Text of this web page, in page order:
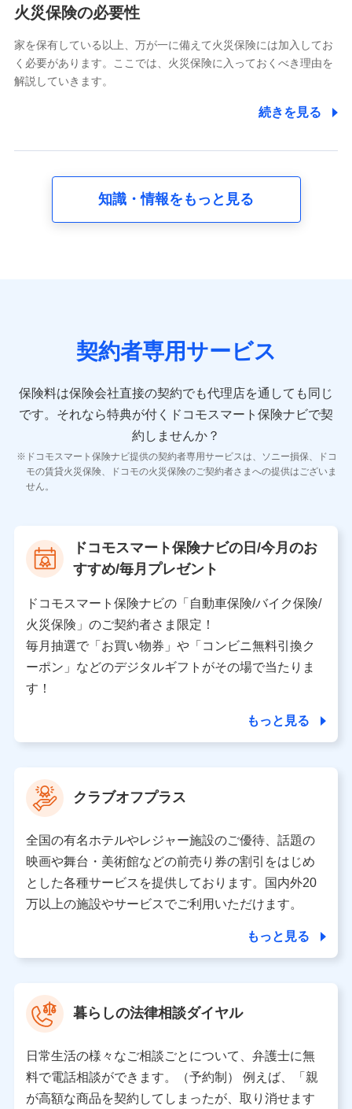
電話対応の品質向上およびお問合せ内容の正確な把握のため
6.採用応募者の個人情報
採用選考および入社手続を実施するため
8.取引先個人情報
取引先としての選定業務、営業情報の提供業務、契約締結手
10.受託業務の 個人情報
11.マイカー通勤管理クラウド並びに法人向けASPサー
ビスに関してのお問い合わせ情報
各種お問い合わせに対応するため
当社のサービスに関する情報提供や、皆様に有用なお知らせ
をお送りするため
当社の対応品質向上やお問い合わせ内容の正確な把握のため
個人情報保護管理者の職名、連絡先
〒103-0013 東京都中央区日本橋人形町2-14-10 アー
バンネット日本橋ビル 3F
株式会社ドコモ・インシュアランス
個人情報の第三者提供について
当社は利用目的の達成に必要な範囲内において個人情報
の取り扱いの全部または一部を委託する場合がありま
す。
個人データの共同利用
当社は株式会社NTTドコモとの間で、以下のとおり個
人データを共同利用します。
氏名、電話番号、メールアドレス、お客さまの識別子、属
性、連絡先、dポイントサービスのご利用に関する情報。例
として、dポイントカード番号、性別、年齢、家族構成、住
所、dポイント残高、dポイント利用履歴などが含まれます。
利用情報
当社又は株式会社NTTドコモが提供する各種サービスなどの
ご契約・ご利用などに関する情報。例として、当社又は株式
火災保険の必要性
家を保有している以上、万が一に備えて火災保険には加入してお
く必要があります。ここでは、火災保険に入っておくべき理由を
解説していきます。
続きを見る
知識・情報をもっと見る
契約者専用サービス
保険料は保険会社直接の契約でも代理店を通しても同じ
です。 それなら特典が付くドコモスマート保険ナビで契
約しませんか？
ドコモスマート保険ナビ提供の契約者専用サービスは、ソニー損保、ドコ
モの賃貸火災保険、ドコモの火災保険のご契約者さまへの提供はございま
せん。
ドコモスマート保険ナビの日/今月のお
すすめ/毎月プレゼント
ドコモスマート保険ナビの「自動車保険/バイク保険/
火災保険」のご契約者さま限定！
毎月抽選で「お買い物券」や「コンビニ無料引換ク
ーポン」などのデジタルギフトがその場で当たりま
す！
もっと見る
クラブオフプラス
全国の有名ホテルやレジャー施設のご優待、話題の
映画や舞台・美術館などの前売り券の割引をはじめ
とした各種サービスを提供しております。国内外20
万以上の施設やサービスでご利用いただけます。
もっと見る
暮らしの法律相談ダイヤル
日常生活の様々なご相談ごとについて、弁護士に無
料で電話相談ができます。（予約制） 例えば、「親
が高額な商品を契約してしまったが、取り消せます